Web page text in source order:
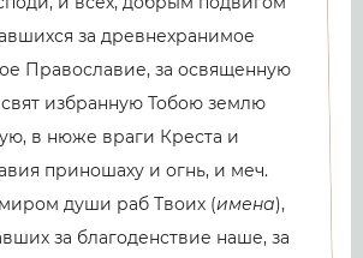
за древнехранимое
Православие, за освященную
избранную Тобою землю
в нюже враги Креста и
приношаху и огнь, и меч.
души раб Твоих (имена),
за благоденствие наше, за